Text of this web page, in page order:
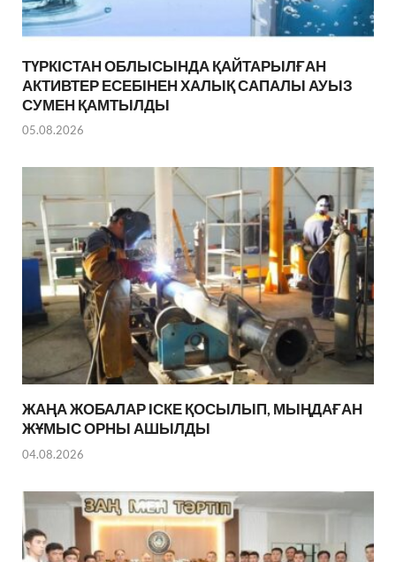
ТҮРКІСТАН ОБЛЫСЫНДА ҚАЙТАРЫЛҒАН
АКТИВТЕР ЕСЕБІНЕН ХАЛЫҚ САПАЛЫ АУЫЗ
СУМЕН ҚАМТЫЛДЫ
05.08.2026
ЖАҢА ЖОБАЛАР ІСКЕ ҚОСЫЛЫП, МЫҢДАҒАН
ЖҰМЫС ОРНЫ АШЫЛДЫ
04.08.2026